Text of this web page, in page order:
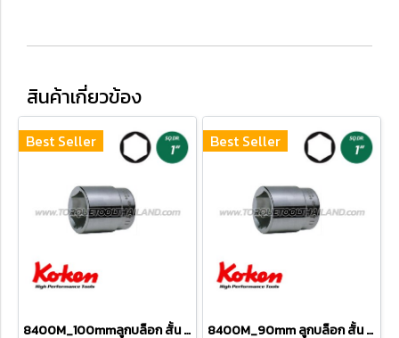
สินค้าเกี่ยวข้อง
Best Seller
8400M_100mmลูกบล็อก สั้น 6P (SQ.DR 1") Hand Sockets
Best Seller
8400M_90mm ลูกบล็อก สั้น 6P (SQ.DR 1") Hand Sockets